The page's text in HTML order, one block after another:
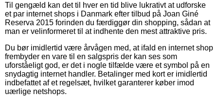
Til gengæld kan det til hver en tid blive lukrativt at udforske
et par internet shops i Danmark efter tilbud på Joan Giné
Reserva 2015 forinden du færdiggør din shopping, sådan at
man er velinformeret til at indhente den mest attraktive pris.
Du bør imidlertid være årvågen med, at ifald en internet shop
frembyder en vare til en salgspris der kan ses som
uforståeligt god, er det i nogle tilfælde være et symbol på en
snydagtig internet handler. Betalinger med kort er imidlertid
indbefattet af et regelsæt, hvilket garanterer køber imod
uærlige netshops.